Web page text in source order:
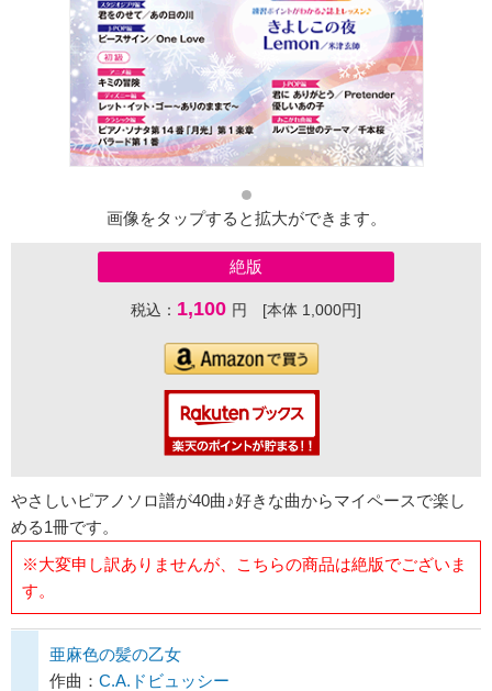
画像をタップすると拡大ができます。
絶版
税込： 1,100 円 [本体 1,000円]
やさしいピアノソロ譜が40曲♪好きな曲からマイペースで楽し
める1冊です。
※大変申し訳ありませんが、こちらの商品は絶版でございま
す。
亜麻色の髪の乙女
作曲： C.A.ドビュッシー